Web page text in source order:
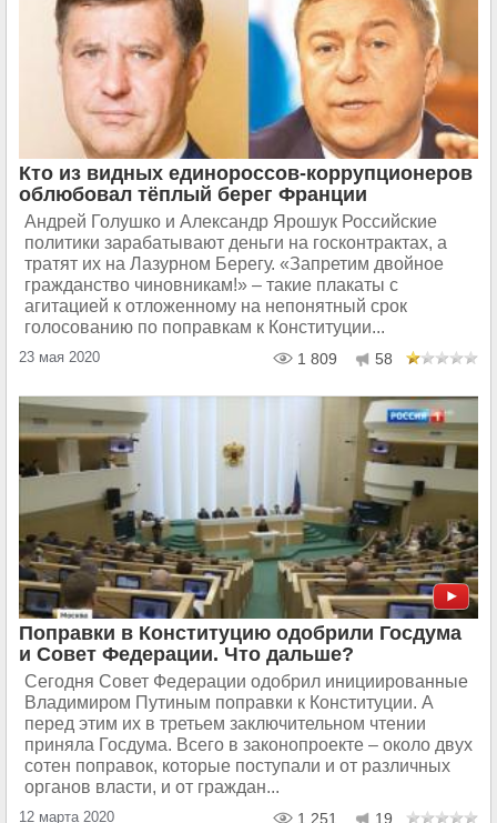
Кто из видных единороссов-коррупционеров
облюбовал тёплый берег Франции
Андрей Голушко и Александр Ярошук Российские
политики зарабатывают деньги на госконтрактах, а
тратят их на Лазурном Берегу. «Запретим двойное
гражданство чиновникам!» – такие плакаты с
агитацией к отложенному на непонятный срок
голосованию по поправкам к Конституции...
23 мая 2020 1 809 58
Поправки в Конституцию одобрили Госдума
и Совет Федерации. Что дальше?
Сегодня Совет Федерации одобрил инициированные
Владимиром Путиным поправки к Конституции. А
перед этим их в третьем заключительном чтении
приняла Госдума. Всего в законопроекте – около двух
сотен поправок, которые поступали и от различных
органов власти, и от граждан...
12 марта 2020 1 251 19